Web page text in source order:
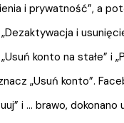
i prywatność”, a
i
konto na stałe” i
„Usuń konto”.
i … brawo, dokonano